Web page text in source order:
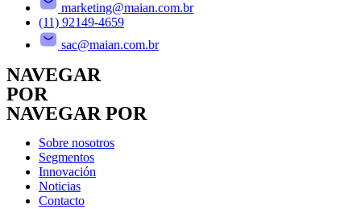
marketing@maian.com.br
(11) 92149-4659
sac@maian.com.br
NAVEGAR
POR
NAVEGAR POR
Sobre nosotros
Segmentos
Innovación
Noticias
Contacto